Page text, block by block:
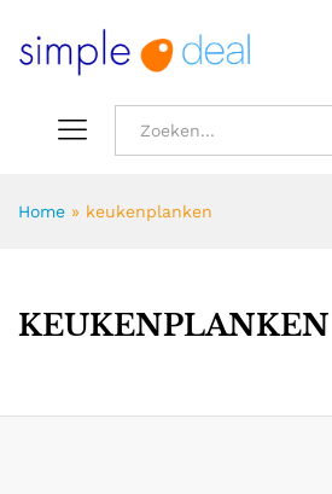
Home » keukenplanken
KEUKENPLANKEN